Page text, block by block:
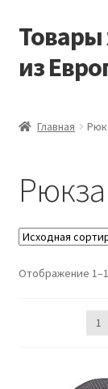
Перейти
навигации
Перейти
содержимому
из
Заказать
Контакты
Корзина
Главная
Отображение
1